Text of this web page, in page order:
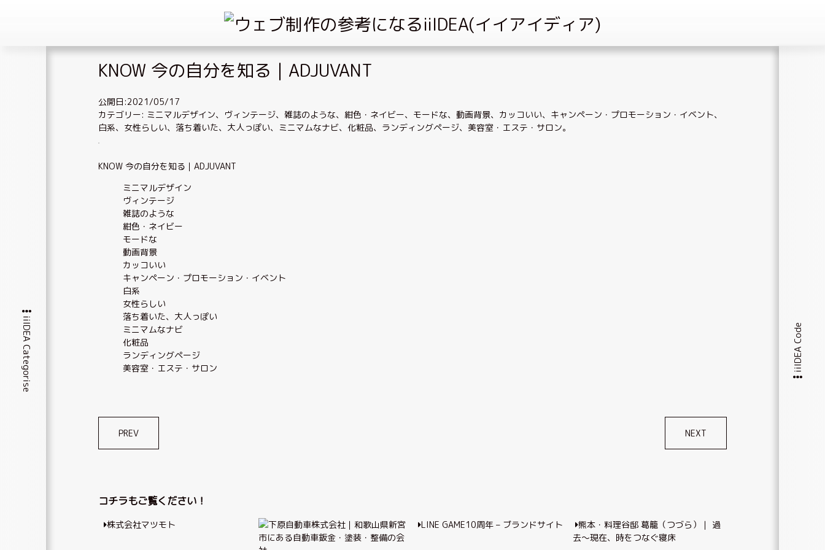
Skip
to
content
iiIDEA Categorise iiIDEA Code
KNOW 今の自分を知る｜ADJUVANT
公開日:2021/05/17
カテゴリー: ミニマルデザイン、 ヴィンテージ、 雑誌のような、 紺色・ネイビー、 モードな、 動画背景、 カッコいい、 キャンペーン・プロモーション・イベント、
白系、 女性らしい、 落ち着いた、大人っぽい、 ミニマムなナビ、 化粧品、 ランディングページ、 美容室・エステ・サロン。
KNOW 今の自分を知る｜ADJUVANT
ミニマルデザイン
ヴィンテージ
雑誌のような
紺色・ネイビー
モードな
動画背景
カッコいい
キャンペーン・プロモーション・イベント
白系
女性らしい
落ち着いた、大人っぽい
ミニマムなナビ
化粧品
ランディングページ
美容室・エステ・サロン
稿
ー
PREV NEXT
コチラもご覧ください！
株式会社マツモト LINE GAME10周年 – ブランドサイト
熊本・料理谷邸 葛籠（つづら）｜ 過
去～現在、時をつなぐ寝床